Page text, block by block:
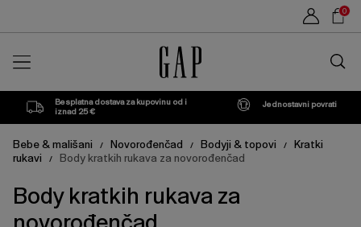
0
trgovini
Besplatna dostava za kupovinu od i
iznad 25 €
Jednostavni povrati
Bebe & mališani / Novorođenčad / Bodyji & topovi /
Kratki
rukavi
/ Body kratkih rukava za novorođenčad
Body kratkih rukava za
može
ažurirati
na
odabira
može
ažurirati
na
odabira